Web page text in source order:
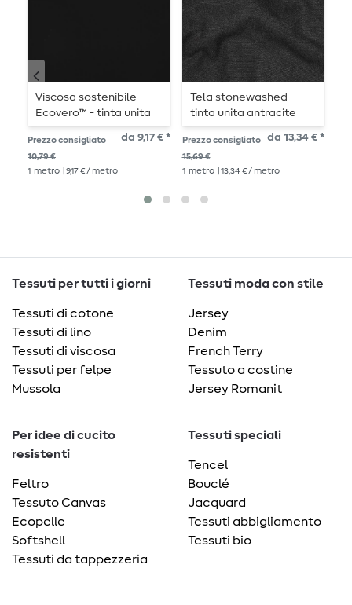
Viscosa sostenibile
Ecovero™ - tinta unita
nera
Prezzo consigliato
10,79 €
da 9,17 € *
1 metro | 9,17 € / metro
Tela stonewashed -
tinta unita antracite
Prezzo consigliato
15,69 €
da 13,34 € *
1 metro | 13,34 € / metro
Tessuti per tutti i giorni
Tessuti di cotone
Tessuti di lino
Tessuti di viscosa
Tessuti per felpe
Mussola
Tessuti moda con stile
Jersey
Denim
French Terry
Tessuto a costine
Jersey Romanit
Per idee di cucito
resistenti
Feltro
Tessuto Canvas
Ecopelle
Softshell
Tessuti da tappezzeria
Tessuti speciali
Tencel
Bouclé
Jacquard
Tessuti abbigliamento
Tessuti bio